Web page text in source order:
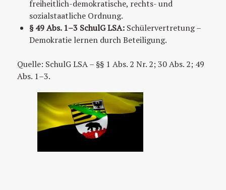
freiheitlich-demokratische, rechts- und
sozialstaatliche Ordnung.
§ 49 Abs. 1–3 SchulG LSA: Schülervertretung –
Demokratie lernen durch Beteiligung.
Quelle: SchulG LSA – §§ 1 Abs. 2 Nr. 2; 30 Abs. 2; 49
Abs. 1–3.